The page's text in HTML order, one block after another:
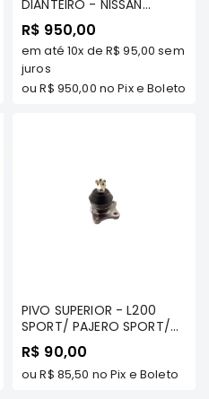
DIANTEIRO - NISSAN
FRONTIER 2008/... TDS
MODELOS - COFAP
R$ 950,00
em até 10x de R$ 95,00 sem
juros
ouR$ 950,00 no Pix e Boleto
PIVO SUPERIOR - L200
SPORT/ PAJERO SPORT/
PAJERO .../99 - COFAP
R$ 90,00
ouR$ 85,50 no Pix e Boleto